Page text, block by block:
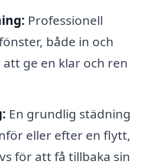
Professionell
både in och
ge en klar och ren
En grundlig städning
eller efter en flytt,
för att få tillbaka sin